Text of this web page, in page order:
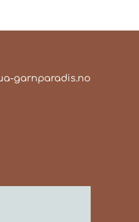
garnparadis.no